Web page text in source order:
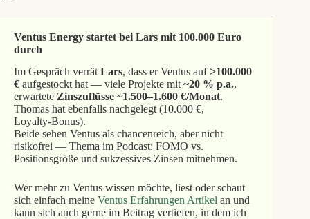
Ventus Energy startet bei Lars mit 100.000 Euro
durch
Im Gespräch verrätLars, dass er Ventus auf>100.000
€ aufgestockt hat — viele Projekte mit~20 % p.a.,
erwartete Zinszuflüsse ~1.500–1.600 €/Monat.
Thomas hat ebenfalls nachgelegt (10.000 €,
Loyalty‑Bonus).
Beide sehen Ventus als chancenreich, aber nicht
risikofrei — Thema im Podcast: FOMO vs.
Positionsgröße und sukzessives Zinsen mitnehmen.
Wer mehr zu Ventus wissen möchte, liest oder schaut
sich einfach meineVentus Erfahrungen Artikel an und
kann sich auch gerne im Beitrag vertiefen, in dem ich